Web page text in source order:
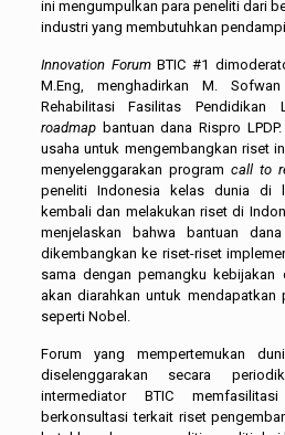
ini mengumpulkan para peneliti dari
industri yang membutuhkan
Innovation ForumBTIC #1
M.Eng, menghadirkan M.
Rehabilitasi Fasilitas Pendidikan
roadmap bantuan dana Rispro
usaha untuk mengembangkan riset
menyelenggarakan program call to
peneliti Indonesia kelas dunia di
kembali dan melakukan riset di
menjelaskan bahwa bantuan
dikembangkan ke riset-riset
sama dengan pemangku kebijakan
akan diarahkan untuk mendapatkan
seperti Nobel.
Forum yang mempertemukan
diselenggarakan secara
intermediator BTIC
berkonsultasi terkait riset